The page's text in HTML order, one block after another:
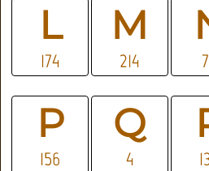
L
174
M
214
P
156
Q
4